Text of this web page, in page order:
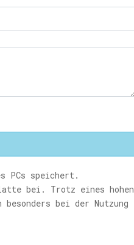
PCs speichert.
bei. Trotz eines hohen
bei der Nutzung